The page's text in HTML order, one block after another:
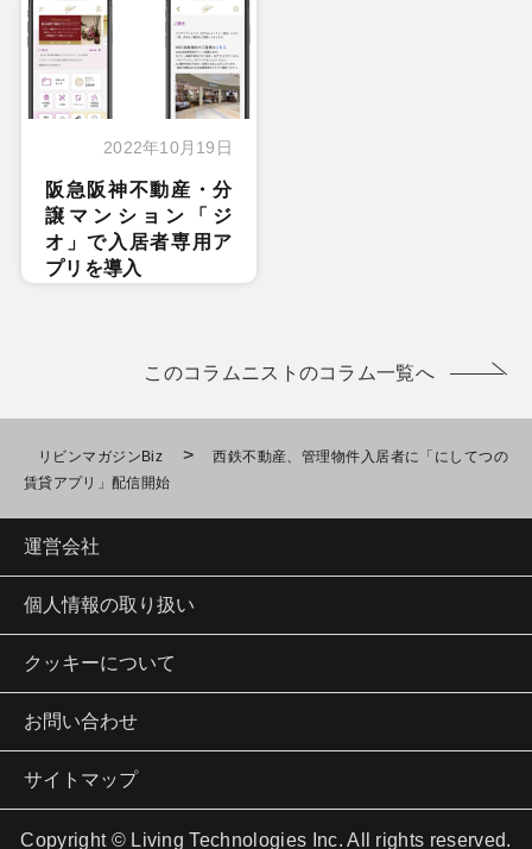
2022年10月19日
阪急阪神不動産・分
譲マンション「ジ
オ」で入居者専用ア
プリを導入
このコラムニストのコラム一覧へ
リビンマガジンBiz >
西鉄不動産、管理物件入居者に「にしてつの
賃貸アプリ」配信開始
運営会社
個人情報の取り扱い
クッキーについて
お問い合わせ
サイトマップ
Copyright © Living Technologies Inc. All rights reserved.